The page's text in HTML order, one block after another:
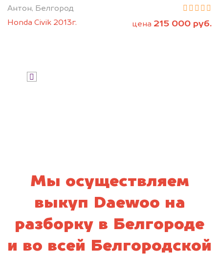
Антон, Белгород
Honda Civik 2013г.
цена 215 000 руб.
Мы осуществляем
выкуп Daewoo на
разборку в Белгороде
и во всей Белгородской